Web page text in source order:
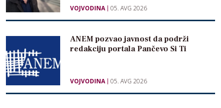
VOJVODINA 05. AVG 2026
ANEM pozvao javnost da podrži
redakciju portala Pančevo Si Ti
VOJVODINA 05. AVG 2026